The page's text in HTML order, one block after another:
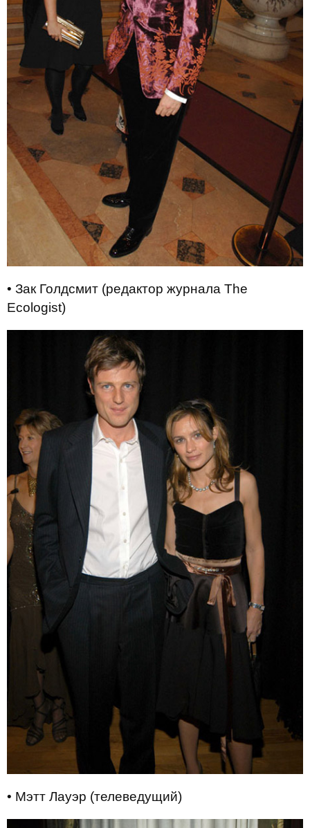
• Зак Голдсмит (редактор журнала The
Ecologist)
• Мэтт Лауэр (телеведущий)